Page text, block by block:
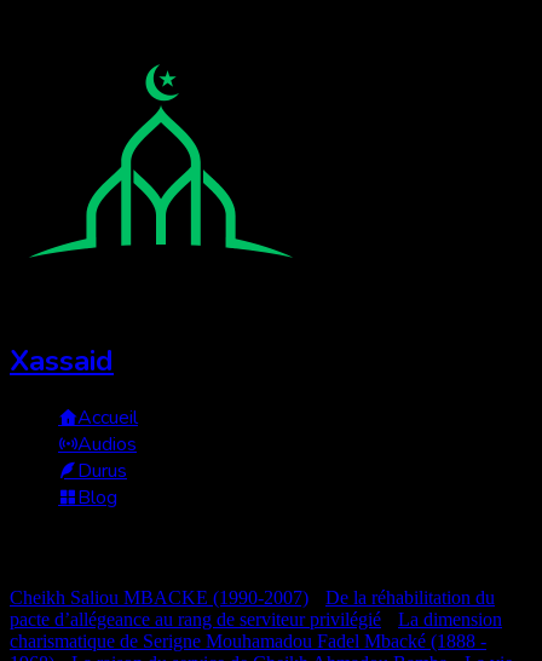
Xassaid
Accueil
Audios
Durus
Blog
Cheikh Saliou MBACKE (1990-2007)
De la réhabilitation du
pacte d’allégeance au rang de serviteur privilégié
La dimension
charismatique de Serigne Mouhamadou Fadel Mbacké (1888 -